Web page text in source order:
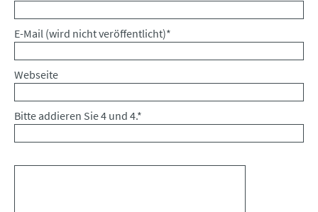
Pflichtfeld
E-Mail (wird nicht veröffentlicht)*
Webseite
Bitte addieren Sie 4 und 4.*